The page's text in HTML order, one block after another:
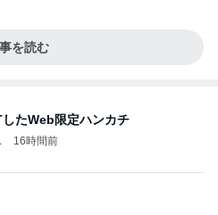
を読む
たWeb限定ハンカチ
16時間前